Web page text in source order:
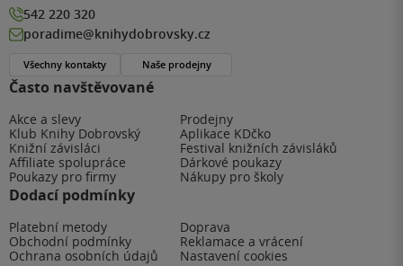
Často navštěvované
Akce a slevy
Prodejny
Klub Knihy Dobrovský
Aplikace KDčko
Knižní závisláci
Festival knižních závisláků
Affiliate spolupráce
Dárkové poukazy
Poukazy pro firmy
Nákupy pro školy
Dodací podmínky
Platební metody
Doprava
Obchodní podmínky
Reklamace a vrácení
Ochrana osobních údajů
Nastavení cookies
542 220 320
poradime@knihydobrovsky.cz
Všechny kontakty Naše prodejny